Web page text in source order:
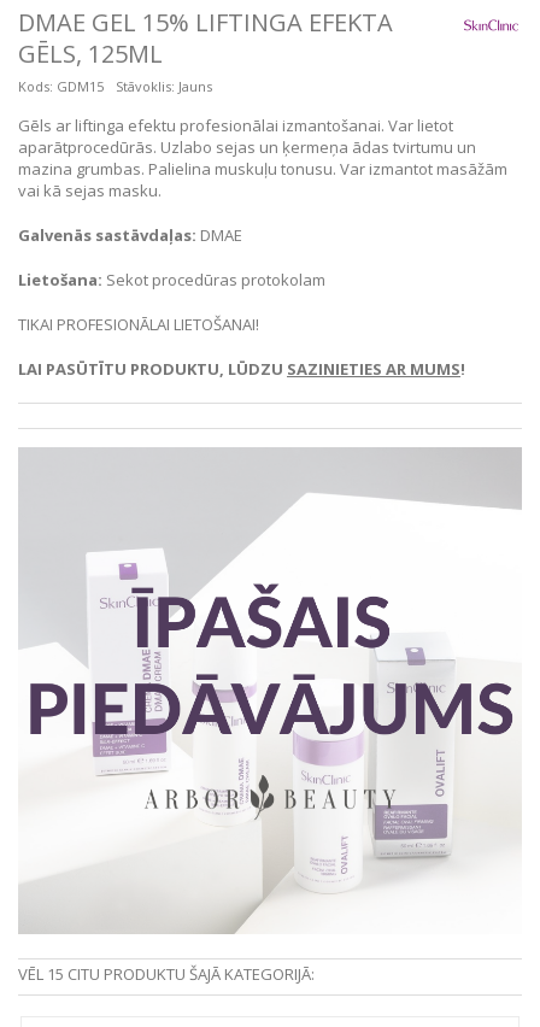
DMAE GEL 15% LIFTINGA EFEKTA
GĒLS, 125ML
Kods: GDM15 Stāvoklis: Jauns
Gēls ar liftinga efektu profesionālai izmantošanai. Var lietot
aparātprocedūrās. Uzlabo sejas un ķermeņa ādas tvirtumu un
mazina grumbas. Palielina muskuļu tonusu. Var izmantot masāžām
vai kā sejas masku.
Galvenās sastāvdaļas: DMAE
Lietošana: Sekot procedūras protokolam
TIKAI PROFESIONĀLAI LIETOŠANAI!
LAI PASŪTĪTU PRODUKTU, LŪDZU SAZINIETIES AR MUMS!
VĒL 15 CITU PRODUKTU ŠAJĀ KATEGORIJĀ: